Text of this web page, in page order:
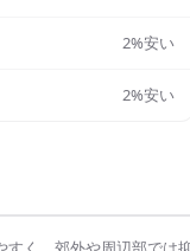
2%安い
2%安い